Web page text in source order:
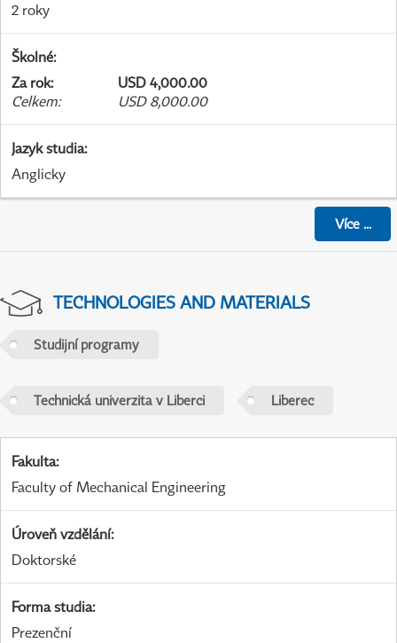
2 roky
Školné:
Za rok:
USD 4,000.00
Celkem: USD 8,000.00
Jazyk studia:
Anglicky
Více...
TECHNOLOGIES AND MATERIALS
Studijní programy
Technická univerzita v Liberci Liberec
Fakulta:
Faculty of Mechanical Engineering
Úroveň vzdělání:
Doktorské
Forma studia:
Prezenční